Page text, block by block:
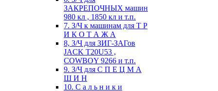
ЗАКРЕПОЧНЫХ машин
980 кл , 1850 кл и т.п.
7. З/Ч к машинам для Т Р
И К О Т А Ж А
8, З/Ч для ЗИГ-ЗАГов
JACK Т20U53 ,
COWBOY 9266 и т.п.
9. З/Ч для С П Е Ц М А
Ш И Н
10. С а л ь н и к и